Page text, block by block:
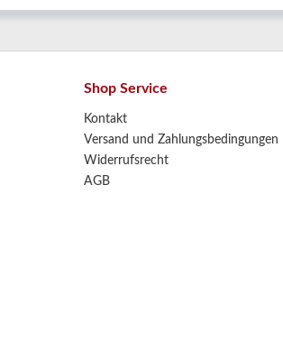
Shop Service
Kontakt
Versand und Zahlungsbedingungen
Widerrufsrecht
AGB